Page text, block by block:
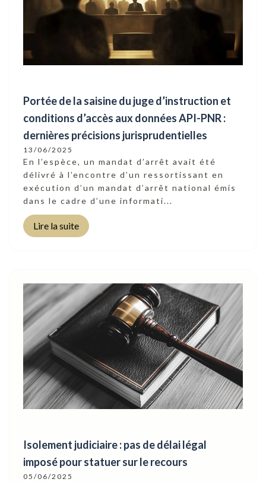
Portée de la saisine du juge d’instruction et
conditions d’accès aux données API-PNR :
dernières précisions jurisprudentielles
13/06/2025
En l’espèce, un mandat d’arrêt avait été
délivré à l’encontre d’un ressortissant en
exécution d’un mandat d’arrêt national émis
dans le cadre d’une informati...
Lire la suite
Isolement judiciaire : pas de délai légal
imposé pour statuer sur le recours
05/06/2025